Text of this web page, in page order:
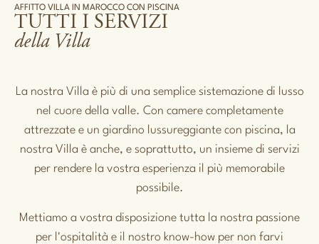
AFFITTO VILLA IN MAROCCO CON PISCINA
TUTTI I SERVIZI
della Villa
La nostra Villa è più di una semplice sistemazione di lusso
nel cuore della valle. Con camere completamente
attrezzate e un giardino lussureggiante con piscina, la
nostra Villa è anche, e soprattutto, un insieme di servizi
per rendere la vostra esperienza il più memorabile
possibile.
Mettiamo a vostra disposizione tutta la nostra passione
per l'ospitalità e il nostro know-how per non farvi